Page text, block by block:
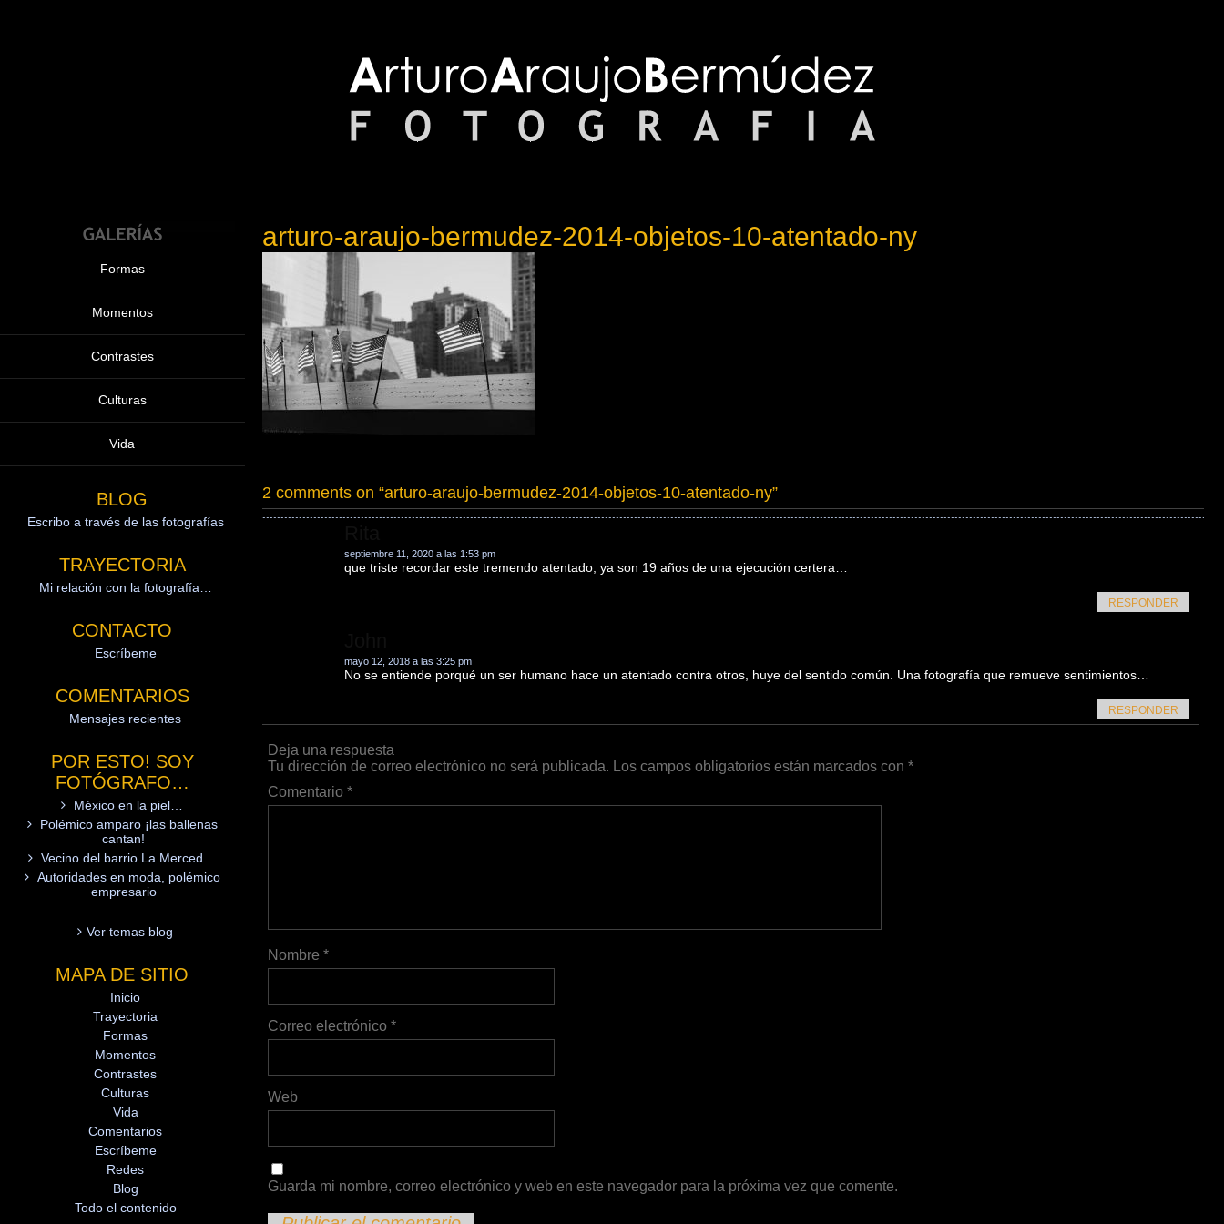
Formas
Momentos
Contrastes
Culturas
Vida
BLOG
Escribo a través de las fotografías
TRAYECTORIA
Mi relación con la fotografía…
CONTACTO
Escríbeme
COMENTARIOS
Mensajes recientes
POR ESTO! SOY
FOTÓGRAFO…
México en la piel…
Polémico amparo ¡las ballenas
cantan!
Vecino del barrio La Merced…
Autoridades en moda, polémico
empresario
Ver temas blog
MAPA DE SITIO
Inicio
Trayectoria
Formas
Momentos
Contrastes
Culturas
Vida
Comentarios
Escríbeme
Redes
Blog
Todo el contenido
arturo-araujo-bermudez-2014-objetos-10-atentado-ny
2 comments on “arturo-araujo-bermudez-2014-objetos-10-atentado-ny”
septiembre 11, 2020 a las 1:53 pm
que triste recordar este tremendo atentado, ya son 19 años de una ejecución certera…
RESPONDER
mayo 12, 2018 a las 3:25 pm
No se entiende porqué un ser humano hace un atentado contra otros, huye del sentido común. Una fotografía que remueve sentimientos…
RESPONDER
Deja una respuesta
Tu dirección de correo electrónico no será publicada. Los campos obligatorios están marcados con*
Comentario*
Nombre*
Correo electrónico*
Web
Guarda mi nombre, correo electrónico y web en este navegador para la próxima vez que comente.